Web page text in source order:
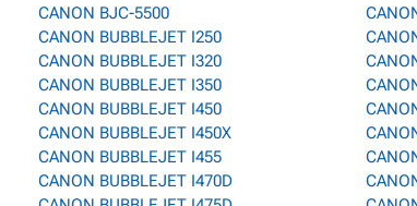
CANON BJC-5500
CANON BUBBLEJET I250
CANON BUBBLEJET I320
CANON BUBBLEJET I350
CANON BUBBLEJET I450
CANON BUBBLEJET I450X
CANON BUBBLEJET I455
CANON BUBBLEJET I470D